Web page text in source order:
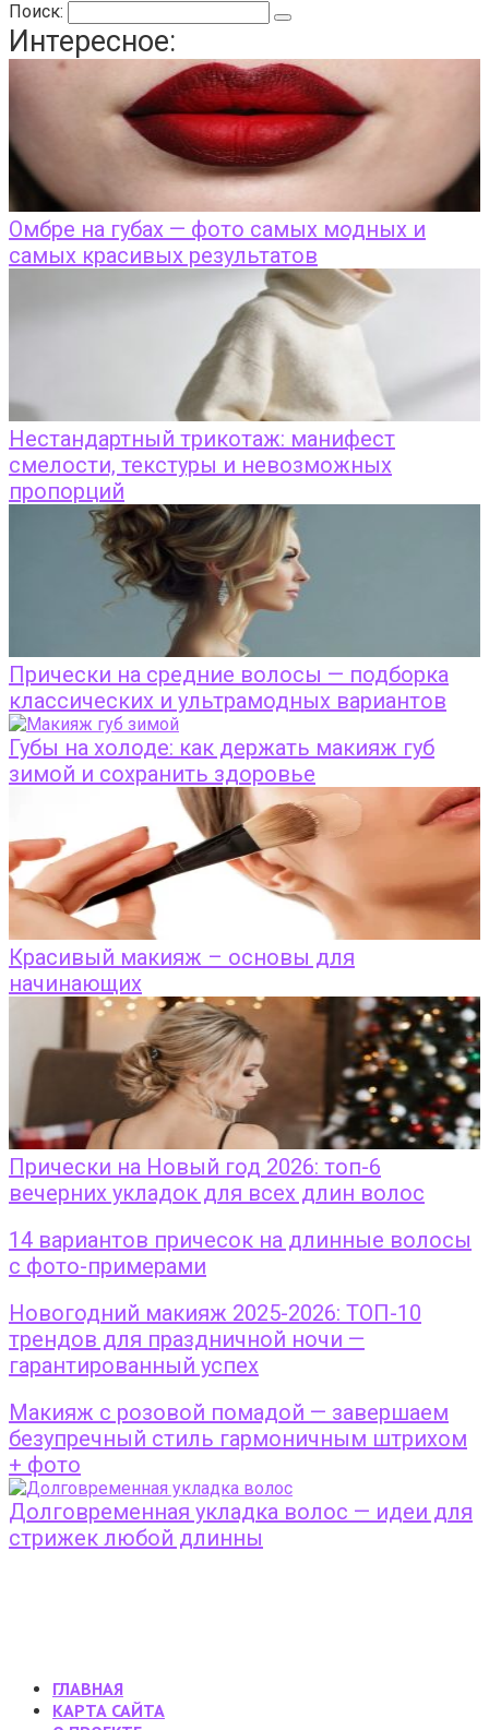
Поиск:
Интересное:
Омбре на губах — фото самых модных и
самых красивых результатов
Нестандартный трикотаж: манифест
смелости, текстуры и невозможных
пропорций
Прически на средние волосы — подборка
классических и ультрамодных вариантов
Губы на холоде: как держать макияж губ
зимой и сохранить здоровье
Красивый макияж – основы для
начинающих
Прически на Новый год 2026: топ-6
вечерних укладок для всех длин волос
14 вариантов причесок на длинные волосы
с фото-примерами
Новогодний макияж 2025-2026: ТОП-10
трендов для праздничной ночи —
гарантированный успех
Макияж с розовой помадой — завершаем
безупречный стиль гармоничным штрихом
+ фото
Долговременная укладка волос — идеи для
стрижек любой длинны
ГЛАВНАЯ
КАРТА САЙТА